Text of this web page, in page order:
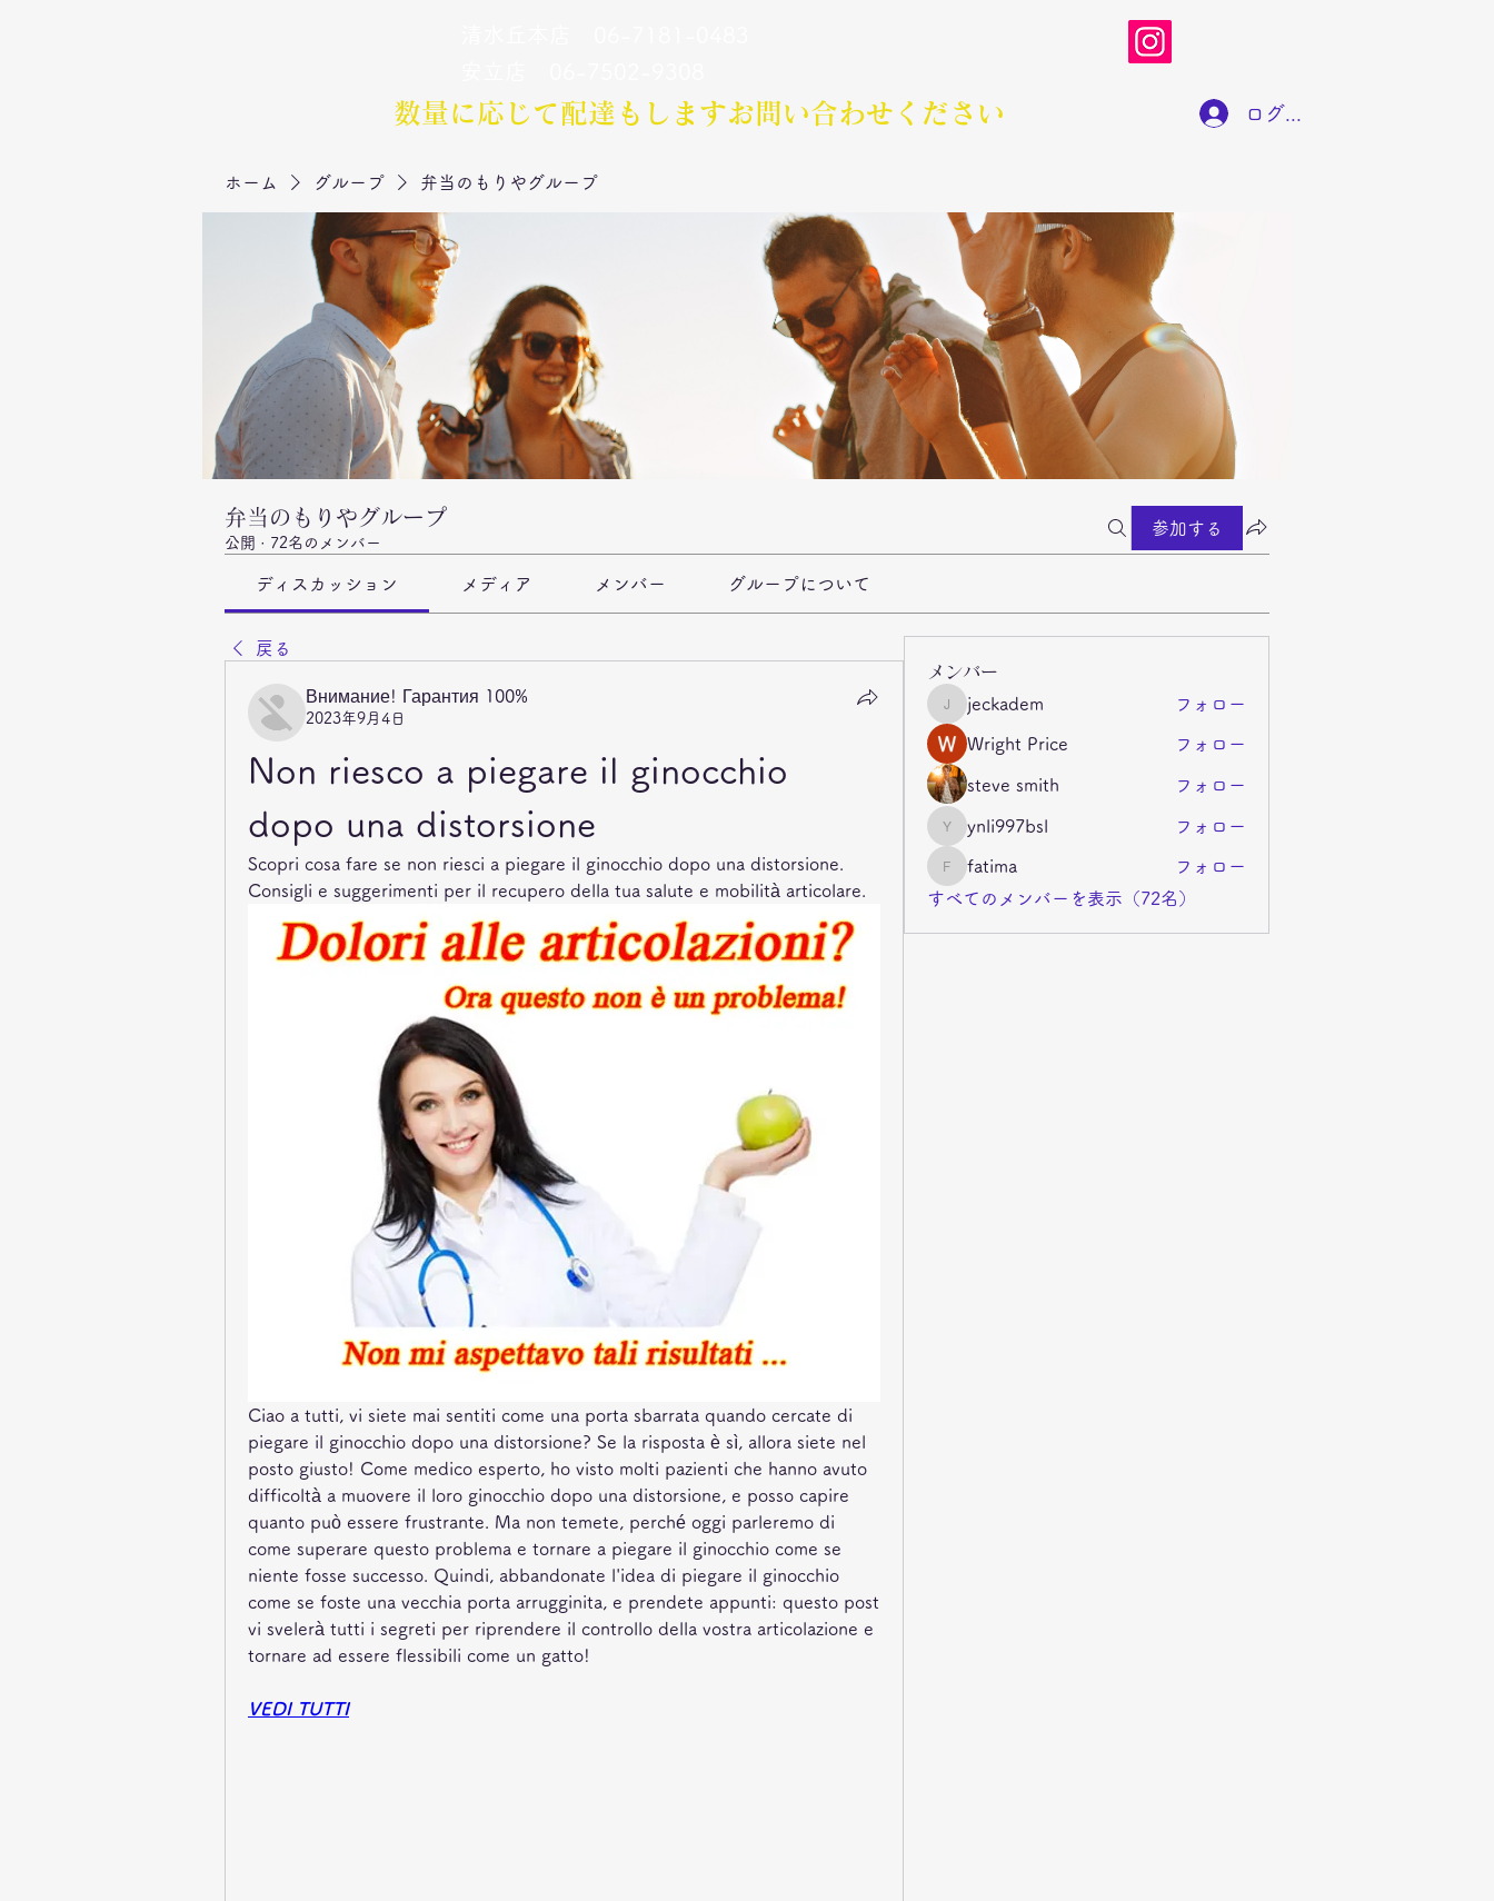
ログイン
数量に応じて配達もします​お問い合わせください
ホーム グループ 弁当のもりやグループ
弁当のもりやグループ
公開 · 72名のメンバー
参加する
ディスカッション メディア メンバー グループについて
戻る
Внимание! Гарантия 100%
2023年9月4日
Non riesco a piegare il ginocchio
dopo una distorsione
Scopri cosa fare se non riesci a piegare il ginocchio dopo una distorsione.
Consigli e suggerimenti per il recupero della tua salute e mobilità articolare.
Ciao a tutti, vi siete mai sentiti come una porta sbarrata quando cercate di
piegare il ginocchio dopo una distorsione? Se la risposta è sì, allora siete nel
posto giusto! Come medico esperto, ho visto molti pazienti che hanno avuto
difficoltà a muovere il loro ginocchio dopo una distorsione, e posso capire
quanto può essere frustrante. Ma non temete, perché oggi parleremo di
come superare questo problema e tornare a piegare il ginocchio come se
niente fosse successo. Quindi, abbandonate l'idea di piegare il ginocchio
come se foste una vecchia porta arrugginita, e prendete appunti: questo post
vi svelerà tutti i segreti per riprendere il controllo della vostra articolazione e
tornare ad essere flessibili come un gatto!
VEDI TUTTI
メンバー
jeckadem
jeckadem フォロー
Wright Price フォロー
steve smith フォロー
ynli997bsl
ynli997bsl フォロー
fatima
fatima
フォロー
すべてのメンバーを表示（72名）